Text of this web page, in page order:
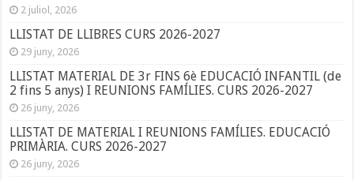
2 juliol, 2026
LLISTAT DE LLIBRES CURS 2026-2027
29 juny, 2026
LLISTAT MATERIAL DE 3r FINS 6è EDUCACIÓ INFANTIL (de
2 fins 5 anys) I REUNIONS FAMÍLIES. CURS 2026-2027
26 juny, 2026
LLISTAT DE MATERIAL I REUNIONS FAMÍLIES. EDUCACIÓ
PRIMÀRIA. CURS 2026-2027
26 juny, 2026